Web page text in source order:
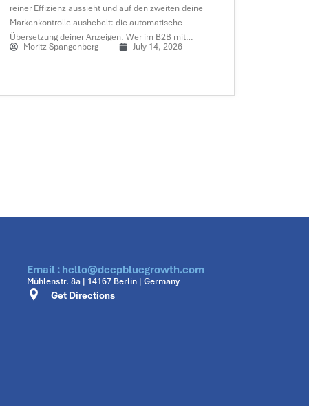
reiner Effizienz aussieht und auf den zweiten deine
Markenkontrolle aushebelt: die automatische
Übersetzung deiner Anzeigen. Wer im B2B mit
sorgfältig formulierter Copy arbeitet, sollte genau
Moritz Spangenberg July 14, 2026
Email : hello@deepbluegrowth.com
Mühlenstr. 8a | 14167 Berlin | Germany
Get Directions